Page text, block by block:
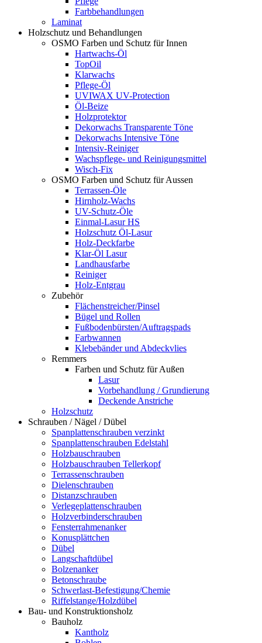
Farbbehandlungen
Laminat
Holzschutz und Behandlungen
OSMO Farben und Schutz für Innen
Hartwachs-Öl
TopOil
Klarwachs
Pflege-Öl
UVIWAX UV-Protection
Öl-Beize
Holzprotektor
Dekorwachs Transparente Töne
Dekorwachs Intensive Töne
Intensiv-Reiniger
Wachspflege- und Reinigungsmittel
Wisch-Fix
OSMO Farben und Schutz für Aussen
Terrassen-Öle
Hirnholz-Wachs
UV-Schutz-Öle
Einmal-Lasur HS
Holzschutz Öl-Lasur
Holz-Deckfarbe
Klar-Öl Lasur
Landhausfarbe
Reiniger
Holz-Entgrau
Zubehör
Flächenstreicher/Pinsel
Bügel und Rollen
Fußbodenbürsten/Auftragspads
Farbwannen
Klebebänder und Abdeckvlies
Remmers
Farben und Schutz für Außen
Lasur
Vorbehandlung / Grundierung
Deckende Anstriche
Holzschutz
Schrauben / Nägel / Dübel
Spanplattenschrauben verzinkt
Spanplattenschrauben Edelstahl
Holzbauschrauben
Holzbauschrauben Tellerkopf
Terrassenschrauben
Dielenschrauben
Distanzschrauben
Verlegeplattenschrauben
Holzverbinderschrauben
Fensterrahmenanker
Konusplättchen
Dübel
Langschaftdübel
Bolzenanker
Betonschraube
Schwerlast-Befestigung/Chemie
Riffelstange/Holzdübel
Bau- und Konstruktionsholz
Bauholz
Kantholz